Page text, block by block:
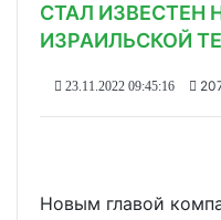
СТАЛ ИЗВЕСТЕН
ИЗРАИЛЬСКОЙ
23.11.2022 09:45:16
Новым главой